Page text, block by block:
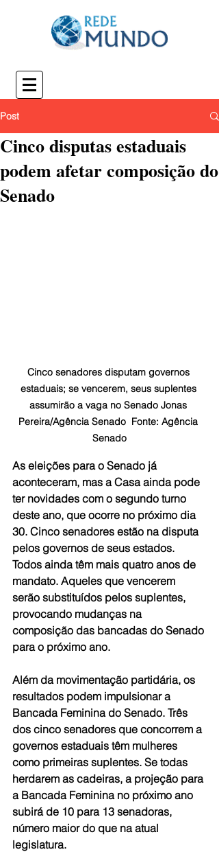
Post
Cinco disputas estaduais
podem afetar composição do
Senado
Cinco senadores disputam governos
estaduais; se vencerem, seus suplentes
assumirão a vaga no Senado Jonas
Pereira/Agência Senado  Fonte: Agência
Senado
As eleições para o Senado já
aconteceram, mas a Casa ainda pode
ter novidades com o segundo turno
deste ano, que ocorre no próximo dia
30. Cinco senadores estão na disputa
pelos governos de seus estados.
Todos ainda têm mais quatro anos de
mandato. Aqueles que vencerem
serão substituídos pelos suplentes,
provocando mudanças na
composição das bancadas do Senado
para o próximo ano.
Além da movimentação partidária, os
resultados podem impulsionar a
Bancada Feminina do Senado. Três
dos cinco senadores que concorrem a
governos estaduais têm mulheres
como primeiras suplentes. Se todas
herdarem as cadeiras, a projeção para
a Bancada Feminina no próximo ano
subirá de 10 para 13 senadoras,
número maior do que na atual
legislatura.